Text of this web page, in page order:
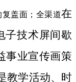
盖面；全渠道在
子技术屏间歇
事业宣传画策
教学活动、时